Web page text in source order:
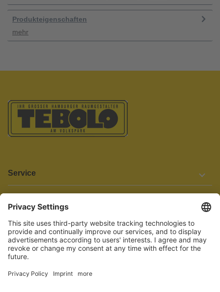
Produkteigenschaften
mehr
Service
Informationen
Barrierefreiheit
Wir bemühen uns, unsere Website barrierefrei zu gestalten.
Einige Inhalte und Funktionen sind derzeit jedoch noch nicht
vollständig zugänglich. Wenn Sie auf Barrieren stoßen oder Hilfe
benötigen, kontaktieren Sie uns bitte unter service[at]knutzen.de.
Vertrag widerrufen